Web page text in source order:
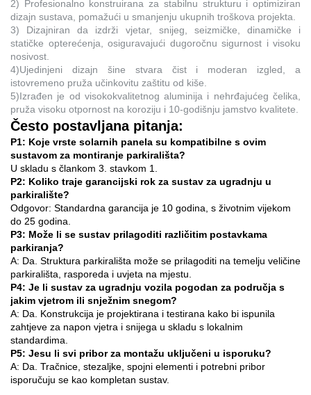
2) Profesionalno konstruirana za stabilnu strukturu i optimiziran
dizajn sustava, pomažući u smanjenju ukupnih troškova projekta.
3) Dizajniran da izdrži vjetar, snijeg, seizmičke, dinamičke i
statičke opterećenja, osiguravajući dugoročnu sigurnost i visoku
nosivost.
4)Ujedinjeni dizajn šine stvara čist i moderan izgled, a
istovremeno pruža učinkovitu zaštitu od kiše.
5)Izrađen je od visokokvalitetnog aluminija i nehrđajućeg čelika,
pruža visoku otpornost na koroziju i 10-godišnju jamstvo kvalitete.
Često postavljana pitanja:
P1: Koje vrste solarnih panela su kompatibilne s ovim
sustavom za montiranje parkirališta?
U skladu s člankom 3. stavkom 1.
P2: Koliko traje garancijski rok za sustav za ugradnju u
parkiralište?
Odgovor: Standardna garancija je 10 godina, s životnim vijekom
do 25 godina.
P3: Može li se sustav prilagoditi različitim postavkama
parkiranja?
A: Da. Struktura parkirališta može se prilagoditi na temelju veličine
parkirališta, rasporeda i uvjeta na mjestu.
P4: Je li sustav za ugradnju vozila pogodan za područja s
jakim vjetrom ili snježnim snegom?
A: Da. Konstrukcija je projektirana i testirana kako bi ispunila
zahtjeve za napon vjetra i snijega u skladu s lokalnim
standardima.
P5: Jesu li svi pribor za montažu uključeni u isporuku?
A: Da. Tračnice, stezaljke, spojni elementi i potrebni pribor
isporučuju se kao kompletan sustav.